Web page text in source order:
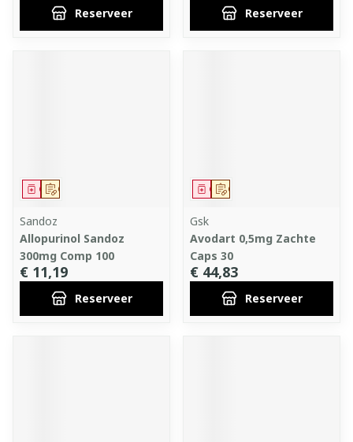
Reserveer Reserveer
Op voorschrift
Geneesmiddel
Sandoz
Allopurinol Sandoz
300mg Comp 100
€ 11,19
Reserveer
Op voorschrift
Geneesmiddel
Gsk
Avodart 0,5mg Zachte
Caps 30
€ 44,83
Reserveer